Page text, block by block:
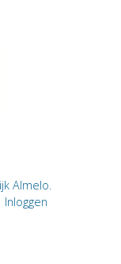
Almelo.
Inloggen